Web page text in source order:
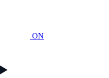
ON